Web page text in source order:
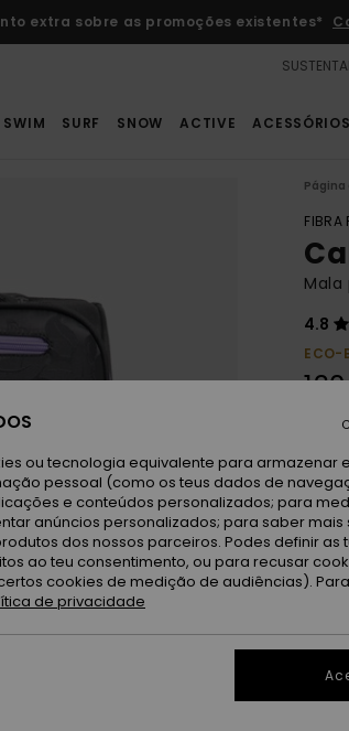
extra sobre as promoções existentes*
SWIM SURF SNOW ACTIVE ACESSÓRIOS
Página
FIBRA
4.8
ECO-
Cor
ou tecnologia equivalente para armazenar
pessoal (como os teus dados de
e conteúdos personalizados; para
anúncios personalizados; para saber mais
dos nossos parceiros. Podes definir as
ao teu consentimento, ou para recusar
cookies de medição de audiências).
de privacidade